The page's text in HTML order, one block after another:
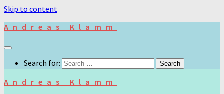
Skip to content
Andreas Klamm
Search for:
Andreas Klamm